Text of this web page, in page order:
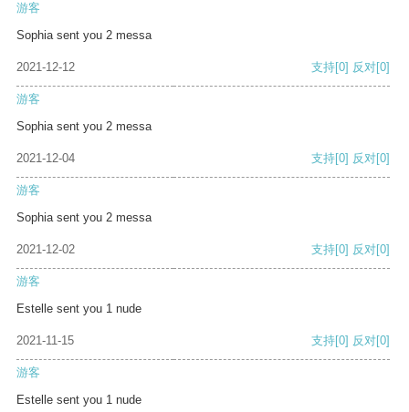
游客
Sophia sent you 2 messa
2021-12-12 支持[0] 反对[0]
游客
Sophia sent you 2 messa
2021-12-04 支持[0] 反对[0]
游客
Sophia sent you 2 messa
2021-12-02 支持[0] 反对[0]
游客
Estelle sent you 1 nude
2021-11-15 支持[0] 反对[0]
游客
Estelle sent you 1 nude